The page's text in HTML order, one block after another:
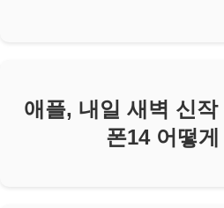
애플, 내일 새벽 신
폰14 어떻